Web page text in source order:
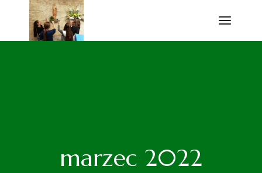
Przejdź
marzec 2022